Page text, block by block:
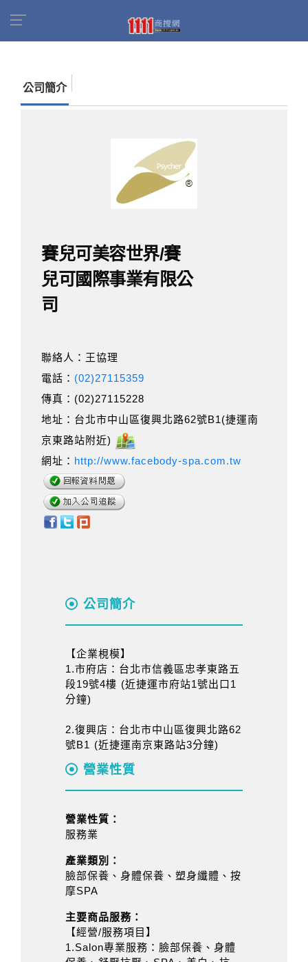
國際事業有限公司
公司簡介
賽兒可美容世界/賽
兒可國際事業有限公
司
聯絡人：王協理
電話： (02)27115359
傳真：(02)27115228
地址：台北市中山區復興北路62號B1(捷運南
京東路站附近)
網址： http://www.facebody-spa.com.tw
公司簡介
【企業梘模】
1.市府店：台北市信義區忠孝東路五
段19號4樓 (近捷運市府站1號出口1
分鐘)
2.復興店：台北市中山區復興北路62
號B1 (近捷運南京東路站3分鐘)
營業性質
營業性質：
服務業
產業類別：
臉部保養、身體保養、塑身纖體、按
摩SPA
主要商品服務：
【經營/服務項目】
1.Salon專業服務：臉部保養、身體